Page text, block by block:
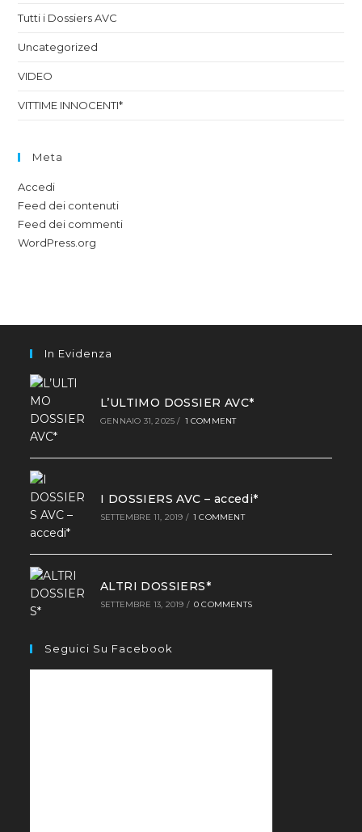
Tutti i Dossiers AVC
Uncategorized
VIDEO
VITTIME INNOCENTI*
Meta
Accedi
Feed dei contenuti
Feed dei commenti
WordPress.org
In Evidenza
L’ULTIMO DOSSIER AVC*
GENNAIO 31, 2025 / 1 COMMENT
I DOSSIERS AVC – accedi*
SETTEMBRE 11, 2019 / 1 COMMENT
ALTRI DOSSIERS*
SETTEMBRE 13, 2019 / 0 COMMENTS
Seguici Su Facebook